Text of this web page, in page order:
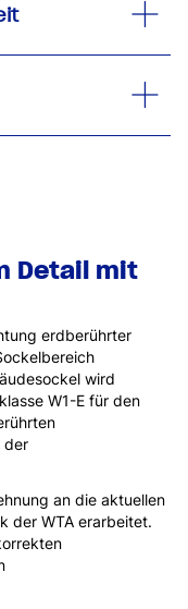
Detail mit
erdberührter
wird
W1-E für den
der
an die aktuellen
der WTA erarbeitet.